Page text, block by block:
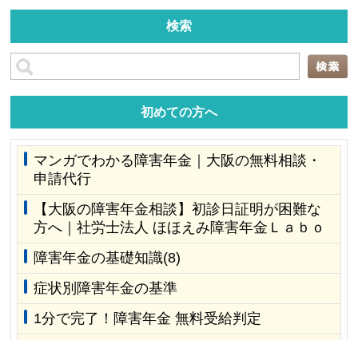
検索
初めての方へ
マンガでわかる障害年金｜大阪の無料相談・
申請代行
【大阪の障害年金相談】初診日証明が困難な
方へ｜社労士法人 ほほえみ障害年金Ｌａｂｏ
障害年金の基礎知識(8)
症状別障害年金の基準
1分で完了！障害年金 無料受給判定